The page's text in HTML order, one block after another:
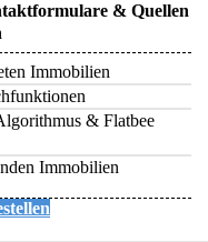
& Quellen
Immobilien
& Flatbee
Immobilien